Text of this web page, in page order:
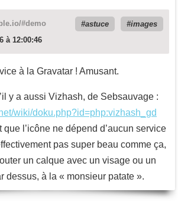
#demo astuce
images
à 12:00:46
à la Gravatar ! Amusant.
y a aussi Vizhash, de Sebsauvage :
wiki/doku.php?id=php:vizhash_gd
que l’icône ne dépend d’aucun service
pas super beau comme ça,
un calque avec un visage ou un
dessus, à la « monsieur patate ».